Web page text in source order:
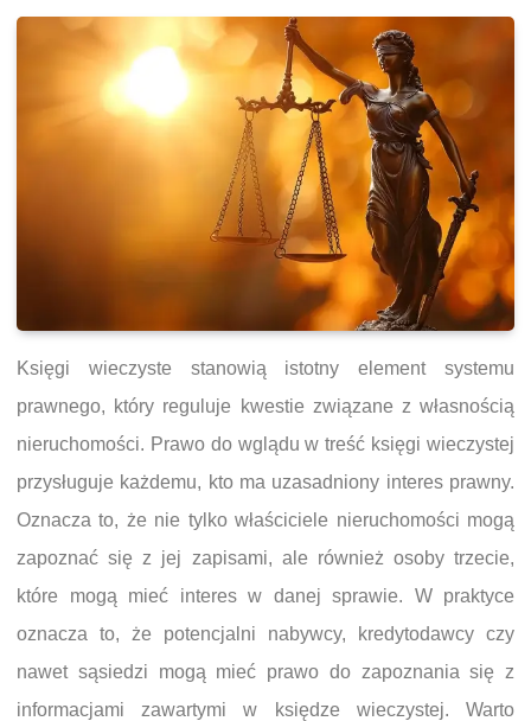
Księgi wieczyste stanowią istotny element systemu
prawnego, który reguluje kwestie związane z własnością
nieruchomości. Prawo do wglądu w treść księgi wieczystej
przysługuje każdemu, kto ma uzasadniony interes prawny.
Oznacza to, że nie tylko właściciele nieruchomości mogą
zapoznać się z jej zapisami, ale również osoby trzecie,
które mogą mieć interes w danej sprawie. W praktyce
oznacza to, że potencjalni nabywcy, kredytodawcy czy
nawet sąsiedzi mogą mieć prawo do zapoznania się z
informacjami zawartymi w księdze wieczystej. Warto